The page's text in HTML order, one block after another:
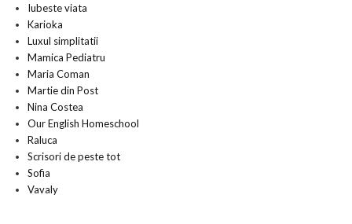
Iubeste viata
Karioka
Luxul simplitatii
Mamica Pediatru
Maria Coman
Martie din Post
Nina Costea
Our English Homeschool
Raluca
Scrisori de peste tot
Sofia
Vavaly